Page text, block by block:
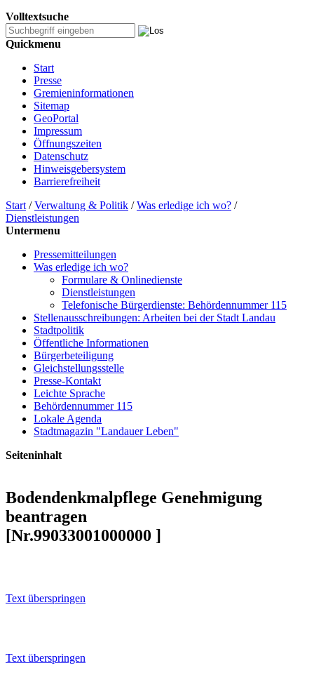
Volltextsuche
Quickmenu
Start
Presse
Gremieninformationen
Sitemap
GeoPortal
Impressum
Öffnungszeiten
Datenschutz
Hinweisgebersystem
Barrierefreiheit
Start /Verwaltung & Politik /Was erledige ich wo? /
Dienstleistungen
Untermenu
Pressemitteilungen
Was erledige ich wo?
Formulare & Onlinedienste
Dienstleistungen
Telefonische Bürgerdienste: Behördennummer 115
Stellenausschreibungen: Arbeiten bei der Stadt Landau
Stadtpolitik
Öffentliche Informationen
Bürgerbeteiligung
Gleichstellungsstelle
Presse-Kontakt
Leichte Sprache
Behördennummer 115
Lokale Agenda
Stadtmagazin "Landauer Leben"
Seiteninhalt
Bodendenkmalpflege Genehmigung
beantragen
[Nr.99033001000000 ]
Text überspringen
Text überspringen